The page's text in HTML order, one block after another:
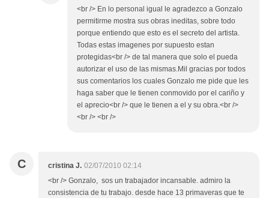
<br /> En lo personal igual le agradezco a Gonzalo
permitirme mostra sus obras ineditas, sobre todo
porque entiendo que esto es el secreto del artista.
Todas estas imagenes por supuesto estan
protegidas<br /> de tal manera que solo el pueda
autorizar el uso de las mismas.Mil gracias por todos
sus comentarios los cuales Gonzalo me pide que les
haga saber que le tienen conmovido por el cariño y
el aprecio<br /> que le tienen a el y su obra.<br />
<br /> <br />
C cristina J. 02/07/2010 02:14
<br /> Gonzalo, sos un trabajador incansable. admiro la
consistencia de tu trabajo. desde hace 13 primaveras que te